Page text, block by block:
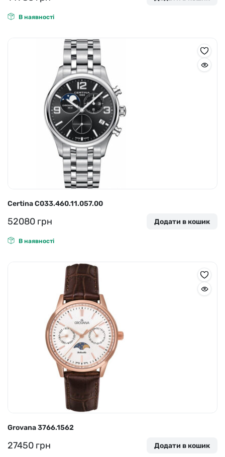
В наявності
Certina C033.460.11.057.00
52080 грн Додати в кошик
В наявності
Grovana 3766.1562
27450 грн Додати в кошик